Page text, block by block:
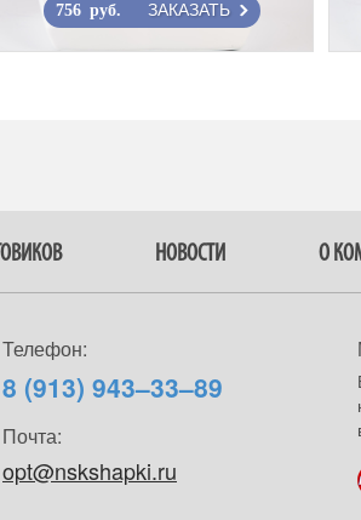
756 руб. ЗАКАЗАТЬ
НОВОСТИ О
Телефон:
8 (913) 943–33–89
Почта:
opt@nskshapki.ru